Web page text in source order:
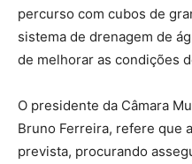
percurso com cubos de
sistema de drenagem de
de melhorar as condições
O presidente da Câmara
Bruno Ferreira, refere que
prevista, procurando